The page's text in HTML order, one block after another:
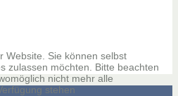
Website. Sie können selbst
zulassen möchten. Bitte beachten
nicht mehr alle
stehen